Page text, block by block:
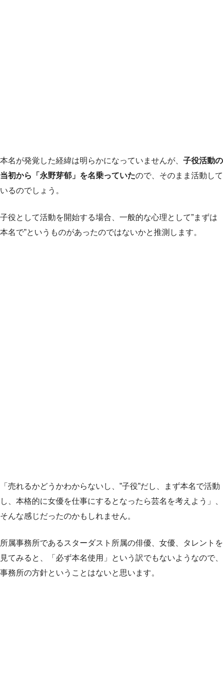
本名が発覚した経緯は明らかになっていませんが、 子役活動の
当初から「永野芽郁」を名乗っていたので、そのまま活動して
いるのでしょう。
子役として活動を開始する場合、一般的な心理として”まずは
本名で”というものがあったのではないかと推測します。
「売れるかどうかわからないし、”子役”だし、まず本名で活動
し、本格的に女優を仕事にするとなったら芸名を考えよう」、
そんな感じだったのかもしれません。
所属事務所であるスターダスト所属の俳優、女優、タレントを
見てみると、「必ず本名使用」という訳でもないようなので、
事務所の方針ということはないと思います。